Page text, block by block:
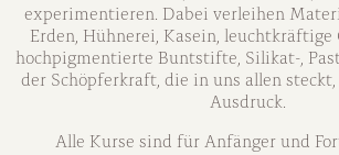
experimentieren. Dabei verleihen
Erden, Hühnerei, Kasein, leuchtkräftige
hochpigmentierte Buntstifte, Silikat-,
der Schöpferkraft, die in uns allen
Ausdruck.
Alle Kurse sind für Anfänger und